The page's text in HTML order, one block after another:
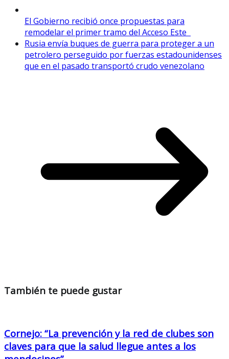
El Gobierno recibió once propuestas para
remodelar el primer tramo del Acceso Este
Rusia envía buques de guerra para proteger a un
petrolero perseguido por fuerzas estadounidenses
que en el pasado transportó crudo venezolano
También te puede gustar
Cornejo: “La prevención y la red de clubes son
claves para que la salud llegue antes a los